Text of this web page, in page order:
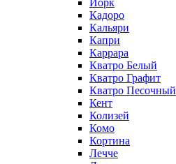
Кадоро
Кальяри
Капри
Каррара
Кватро Белый
Кватро Графит
Кватро Песочный
Кент
Колизей
Комо
Кортина
Лечче